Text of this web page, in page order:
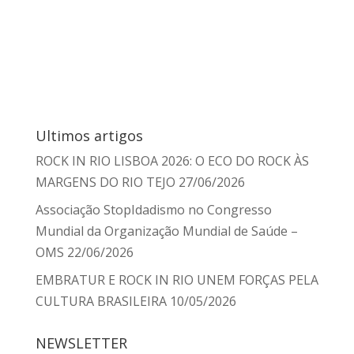
Ultimos artigos
ROCK IN RIO LISBOA 2026: O ECO DO ROCK ÀS
MARGENS DO RIO TEJO 27/06/2026
Associação StopIdadismo no Congresso
Mundial da Organização Mundial de Saúde –
OMS 22/06/2026
EMBRATUR E ROCK IN RIO UNEM FORÇAS PELA
CULTURA BRASILEIRA 10/05/2026
NEWSLETTER